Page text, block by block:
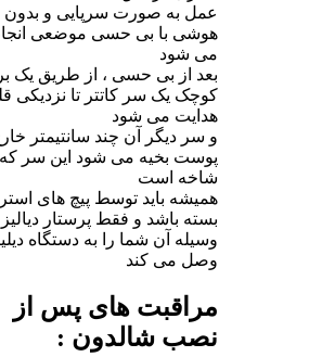
عمل به صورت سرپایی و بدون بی
هوشی با بی حسی موضعی انجام
می شود
بعد از بی حسی ، از طریق یک برش
کوچک یک سر کاتتر تا نزدیکی قلب
هدایت می شود
و سر دیگر آن چند سانتیمتر خارج از
پوست بخیه می شود این سر که دو
شاخه است
همیشه باید توسط پیچ های استریل
بسته باشد و فقط پرستار دیالیز به
وسیله آن شما را به دستگاه دیلیز
وصل می کند
مراقبت های پس از
نصب شالدون :